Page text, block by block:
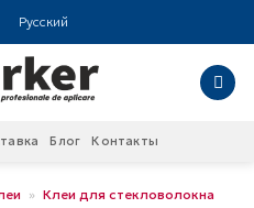
Русский
Блог Контакты
» Клеи для стекловолокна